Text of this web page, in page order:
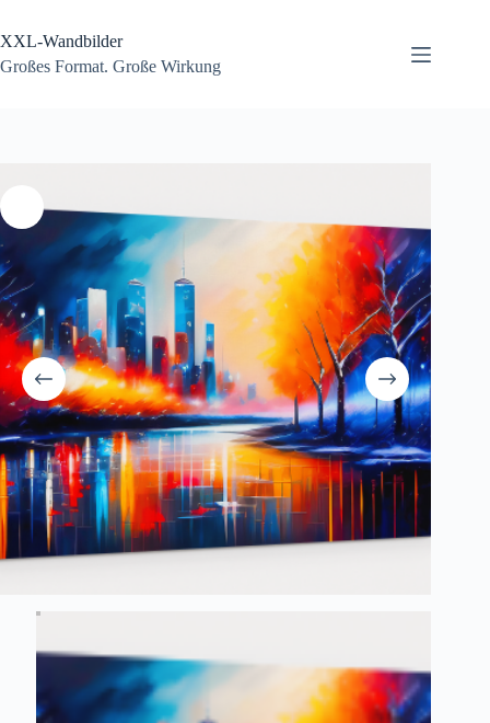
springen
XXL-Wandbilder
Großes Format. Große Wirkung